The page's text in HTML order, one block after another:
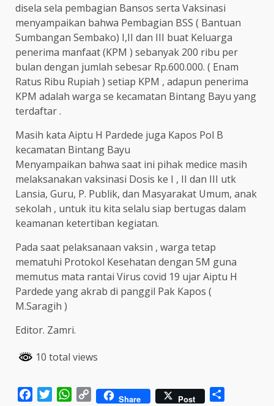
disela sela pembagian Bansos serta Vaksinasi
menyampaikan bahwa Pembagian BSS ( Bantuan
Sumbangan Sembako) I,II dan III buat Keluarga
penerima manfaat (KPM ) sebanyak 200 ribu per
bulan dengan jumlah sebesar Rp.600.000. ( Enam
Ratus Ribu Rupiah ) setiap KPM , adapun penerima
KPM adalah warga se kecamatan Bintang Bayu yang
terdaftar .
Masih kata Aiptu H Pardede juga Kapos Pol B
kecamatan Bintang Bayu
Menyampaikan bahwa saat ini pihak medice masih
melaksanakan vaksinasi Dosis ke I , II dan III utk
Lansia, Guru, P. Publik, dan Masyarakat Umum, anak
sekolah , untuk itu kita selalu siap bertugas dalam
keamanan ketertiban kegiatan.
Pada saat pelaksanaan vaksin , warga tetap
mematuhi Protokol Kesehatan dengan 5M guna
memutus mata rantai Virus covid 19 ujar Aiptu H
Pardede yang akrab di panggil Pak Kapos (
M.Saragih )
Editor. Zamri.
10 total views
FacebookTwitterWhatsApp
Copy Share Post